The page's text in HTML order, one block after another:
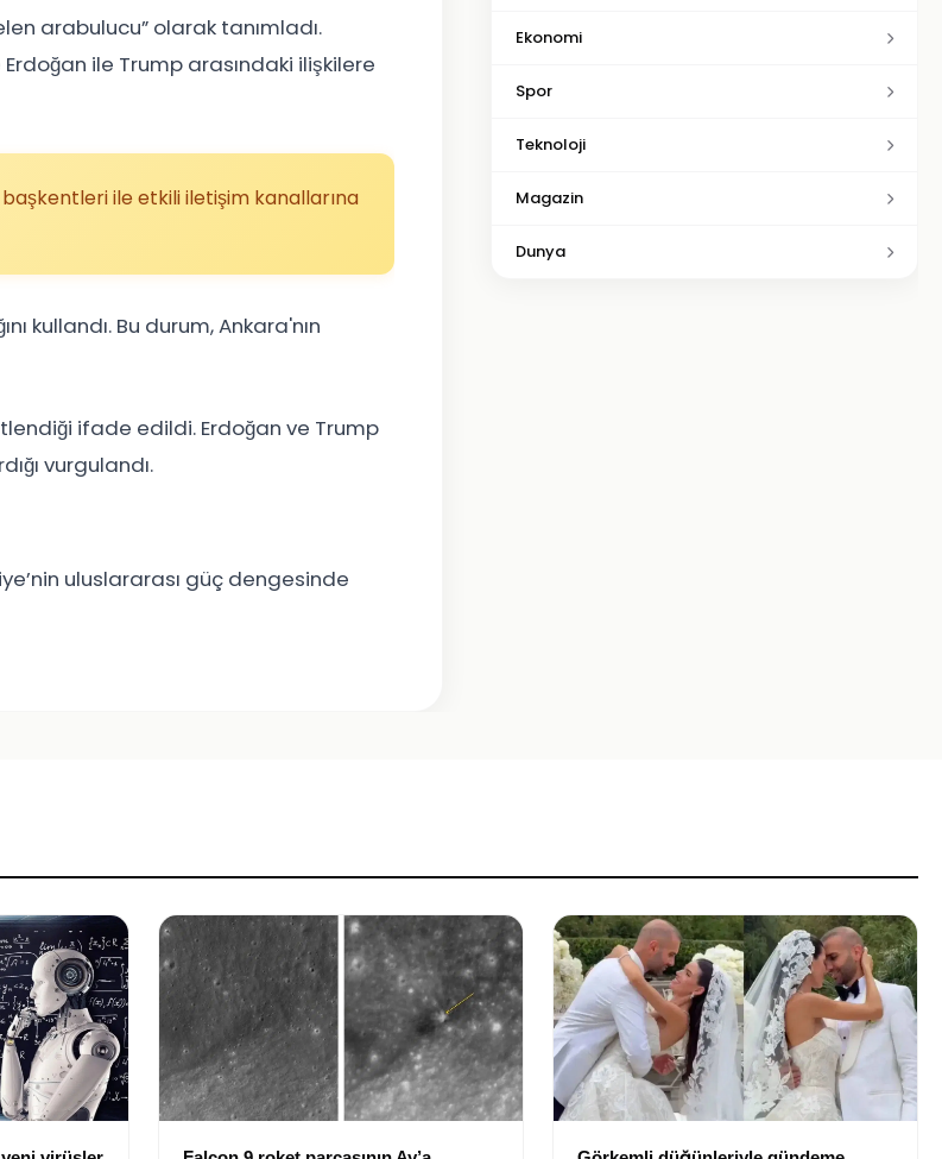
arabulucu” olarak tanımladı.
ile Trump arasındaki ilişkilere
ile etkili iletişim kanallarına
kullandı. Bu durum, Ankara'nın
ifade edildi. Erdoğan ve Trump
vurgulandı.
uluslararası güç dengesinde
Ekonomi
Spor
Teknoloji
Magazin
Dunya